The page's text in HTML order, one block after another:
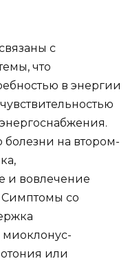
с
что
в энергии
болезни на втором-
и вовлечение
Симптомы со
миоклонус-
или